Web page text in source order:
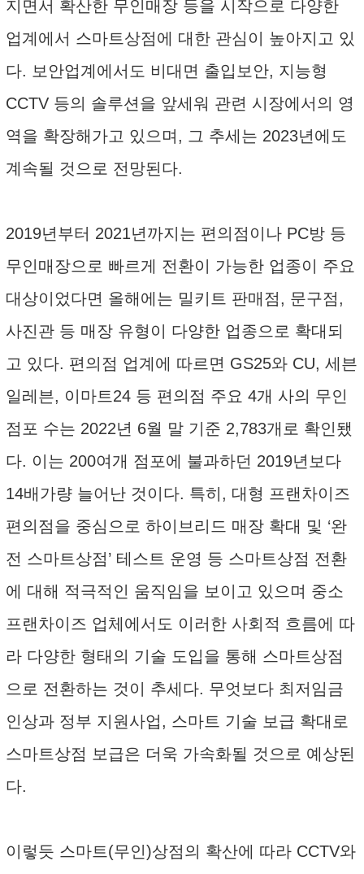
지면서 확산한 무인매장 등을 시작으로 다양한
업계에서 스마트상점에 대한 관심이 높아지고 있
다. 보안업계에서도 비대면 출입보안, 지능형
CCTV 등의 솔루션을 앞세워 관련 시장에서의 영
역을 확장해가고 있으며, 그 추세는 2023년에도
계속될 것으로 전망된다.
2019년부터 2021년까지는 편의점이나 PC방 등
무인매장으로 빠르게 전환이 가능한 업종이 주요
대상이었다면 올해에는 밀키트 판매점, 문구점,
사진관 등 매장 유형이 다양한 업종으로 확대되
고 있다. 편의점 업계에 따르면 GS25와 CU, 세븐
일레븐, 이마트24 등 편의점 주요 4개 사의 무인
점포 수는 2022년 6월 말 기준 2,783개로 확인됐
다. 이는 200여개 점포에 불과하던 2019년보다
14배가량 늘어난 것이다. 특히, 대형 프랜차이즈
편의점을 중심으로 하이브리드 매장 확대 및 ‘완
전 스마트상점’ 테스트 운영 등 스마트상점 전환
에 대해 적극적인 움직임을 보이고 있으며 중소
프랜차이즈 업체에서도 이러한 사회적 흐름에 따
라 다양한 형태의 기술 도입을 통해 스마트상점
으로 전환하는 것이 추세다. 무엇보다 최저임금
인상과 정부 지원사업, 스마트 기술 보급 확대로
스마트상점 보급은 더욱 가속화될 것으로 예상된
다.
이렇듯 스마트(무인)상점의 확산에 따라 CCTV와